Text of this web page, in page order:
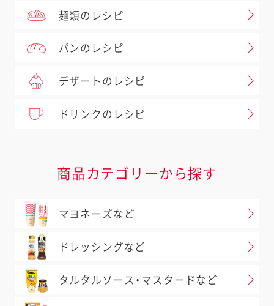
麺類のレシピ
パンのレシピ
デザートのレシピ
ドリンクのレシピ
商品カテゴリーから探す
マヨネーズなど
ドレッシングなど
タルタルソース・マスタードなど